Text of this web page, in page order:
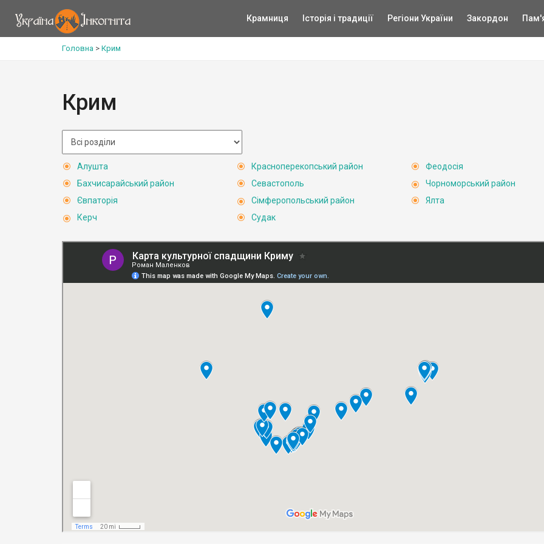
Крамниця Історія і традиції Регіони України Закордон
Головна > Крим
Крим
Алушта
Бахчисарайський район
Євпаторія
Керч
Красноперекопський район
Севастополь
Сімферопольський район
Судак
Феодосія
Чорноморський район
Ялта